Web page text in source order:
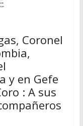
Coronel
y en Gefe
: A sus